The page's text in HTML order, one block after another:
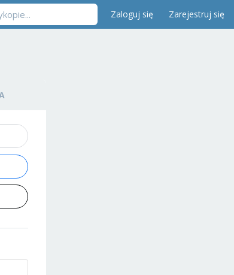
Zaloguj się Zarejestruj się